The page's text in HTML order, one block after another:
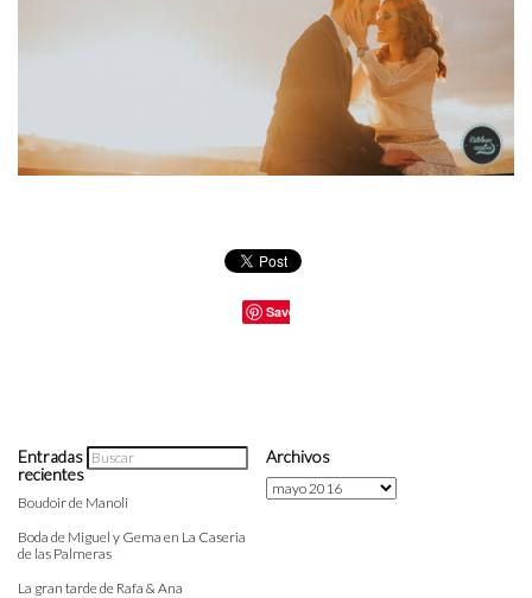
Save
Entradas
recientes
Boudoir de Manoli
Boda de Miguel y Gema en La Caseria
de las Palmeras
La gran tarde de Rafa & Ana
Archivos
Archivos